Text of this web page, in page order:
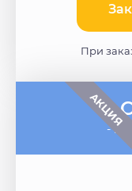
При
АКЦИЯ
-